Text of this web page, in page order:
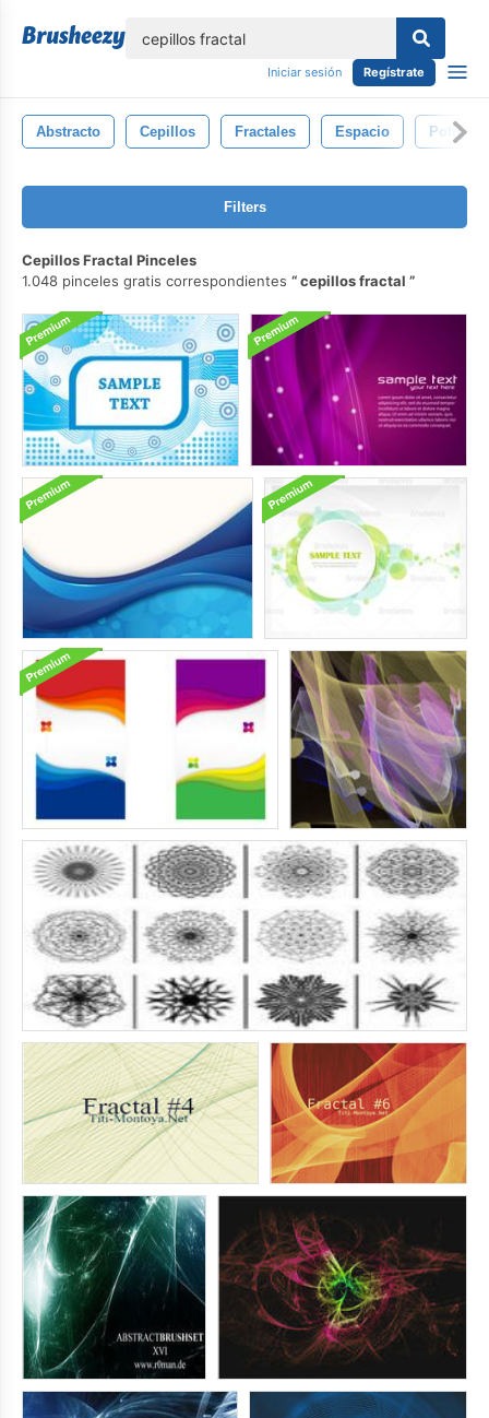
Iniciar sesión Regístrate
Abstracto Cepillos Fractales Espacio
Filters
Cepillos Fractal Pinceles
1.048 pinceles gratis correspondientes
cepillos fractal